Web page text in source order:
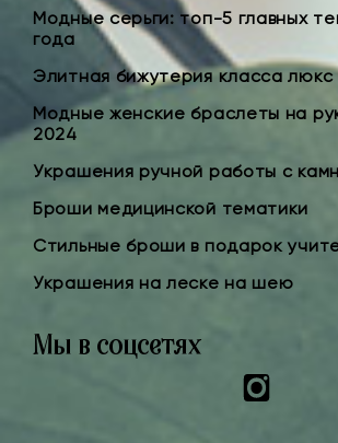
Модные серьги: топ-5 главных
года
Элитная бижутерия класса люкс
Модные женские браслеты на
2024
Украшения ручной работы с
Броши медицинской тематики
Стильные броши в подарок
Украшения на леске на шею
Мы в соцсетях
Instagram